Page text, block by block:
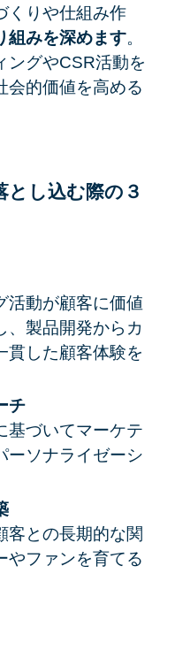
くりや仕組み作
組みを深めます。
ングやCSR活動を
会的価値を高める
とし込む際の３
活動が顧客に価値
、製品開発からカ
貫した顧客体験を
チ
基づいてマーケテ
ーソナライゼーシ
客との長期的な関
やファンを育てる